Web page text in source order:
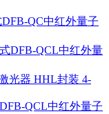
QC中红外量子
DFB-QCL中红外量
光器 HHL封装 4-
QCL中红外量子